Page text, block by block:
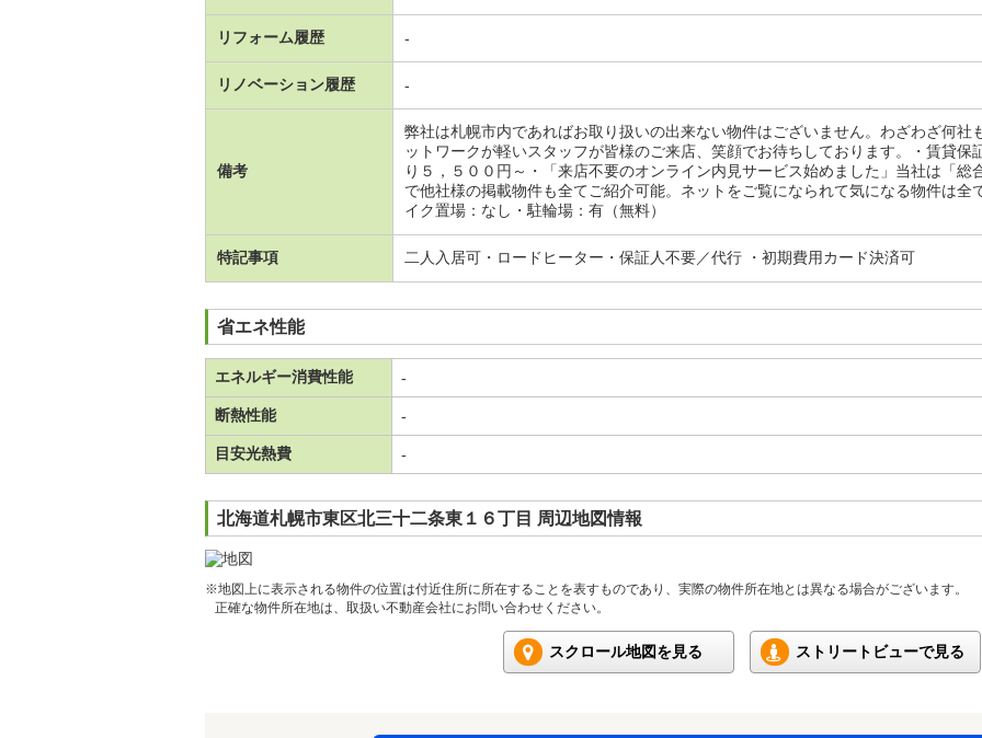
リフォーム履歴 -
リノベーション履歴 -
備考
弊社は札幌市内であればお取り扱いの出来ない物件はございません。わざわざ何社
ットワークが軽いスタッフが皆様のご来店、笑顔でお待ちしております。・賃貸保
り５，５００円～・「来店不要のオンライン内見サービス始めました」当社は「
で他社様の掲載物件も全てご紹介可能。ネットをご覧になられて気になる物件は全
イク置場：なし・駐輪場：有（無料）
特記事項 二人入居可・ロードヒーター・保証人不要／代行 ・初期費用カード決済可
省エネ性能
エネルギー消費性能 -
断熱性能 -
目安光熱費 -
北海道札幌市東区北三十二条東１６丁目 周辺地図情報
※地図上に表示される物件の位置は付近住所に所在することを表すものであり、実際の物件所在地とは異なる場合がございます。
正確な物件所在地は、取扱い不動産会社にお問い合わせください。
スクロール地図を見る ストリートビューで見る